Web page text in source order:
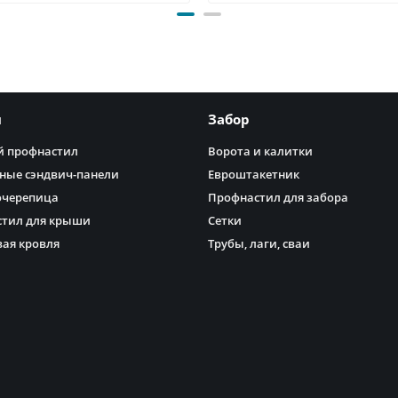
профнастил
сэндвич-панели
для крыши
кровля
Забор
Ворота и калитки
Евроштакетник
Профнастил для забора
Сетки
Трубы, лаги, сваи